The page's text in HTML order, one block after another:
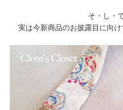
そ・し・
実は今新商品のお披露目に向け